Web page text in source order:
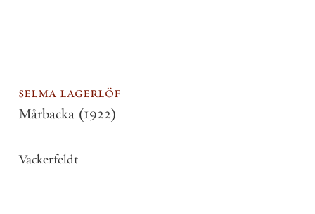
selma lagerlöf
Mårbacka (1922)
Vackerfeldt